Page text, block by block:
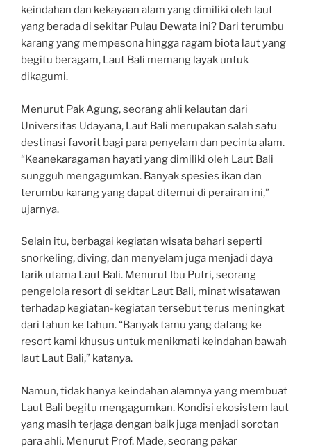
keindahan dan kekayaan alam yang dimiliki oleh laut
yang berada di sekitar Pulau Dewata ini? Dari terumbu
karang yang mempesona hingga ragam biota laut yang
begitu beragam, Laut Bali memang layak untuk
dikagumi.
Menurut Pak Agung, seorang ahli kelautan dari
Universitas Udayana, Laut Bali merupakan salah satu
destinasi favorit bagi para penyelam dan pecinta alam.
“Keanekaragaman hayati yang dimiliki oleh Laut Bali
sungguh mengagumkan. Banyak spesies ikan dan
terumbu karang yang dapat ditemui di perairan ini,”
ujarnya.
Selain itu, berbagai kegiatan wisata bahari seperti
snorkeling, diving, dan menyelam juga menjadi daya
tarik utama Laut Bali. Menurut Ibu Putri, seorang
pengelola resort di sekitar Laut Bali, minat wisatawan
terhadap kegiatan-kegiatan tersebut terus meningkat
dari tahun ke tahun. “Banyak tamu yang datang ke
resort kami khusus untuk menikmati keindahan bawah
laut Laut Bali,” katanya.
Namun, tidak hanya keindahan alamnya yang membuat
Laut Bali begitu mengagumkan. Kondisi ekosistem laut
yang masih terjaga dengan baik juga menjadi sorotan
para ahli. Menurut Prof. Made, seorang pakar